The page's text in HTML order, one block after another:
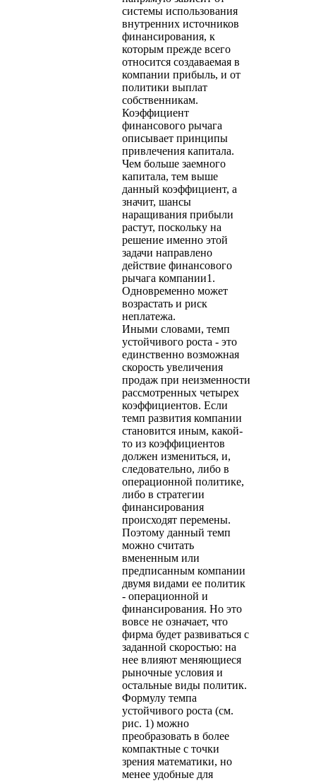
системы использования
внутренних источников
финансирования, к
которым прежде всего
относится создаваемая в
компании прибыль, и от
политики выплат
собственникам.
Коэффициент
финансового рычага
описывает принципы
привлечения капитала.
Чем больше заемного
капитала, тем выше
данный коэффициент, а
значит, шансы
наращивания прибыли
растут, поскольку на
решение именно этой
задачи направлено
действие финансового
рычага компании1.
Одновременно может
возрастать и риск
неплатежа.
Иными словами, темп
устойчивого роста - это
единственно возможная
скорость увеличения
продаж при неизменности
рассмотренных четырех
коэффициентов. Если
темп развития компании
становится иным, какой-
то из коэффициентов
должен измениться, и,
следовательно, либо в
операционной политике,
либо в стратегии
финансирования
происходят перемены.
Поэтому данный темп
можно считать
вмененным или
предписанным компании
двумя видами ее политик
- операционной и
финансирования. Но это
вовсе не означает, что
фирма будет развиваться с
заданной скоростью: на
нее влияют меняющиеся
рыночные условия и
остальные виды политик.
Формулу темпа
устойчивого роста (см.
рис. 1) можно
преобразовать в более
компактные с точки
зрения математики, но
менее удобные для